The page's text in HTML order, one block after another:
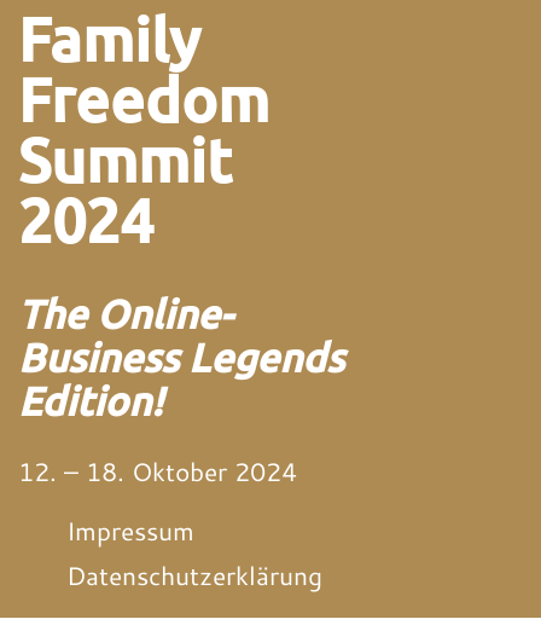
Family
Freedom
Summit
2024
The Online-
Business Legends
Edition!
12. – 18. Oktober 2024
Impressum
Datenschutzerklärung